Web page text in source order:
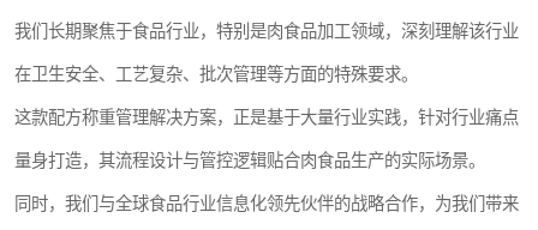
我们长期聚焦于食品行业，特别是肉食品加工领域，深刻理解该行业
在卫生安全、工艺复杂、批次管理等方面的特殊要求。
这款配方称重管理解决方案，正是基于大量行业实践，针对行业痛点
量身打造，其流程设计与管控逻辑贴合肉食品生产的实际场景。
同时，我们与全球食品行业信息化领先伙伴的战略合作，为我们带来